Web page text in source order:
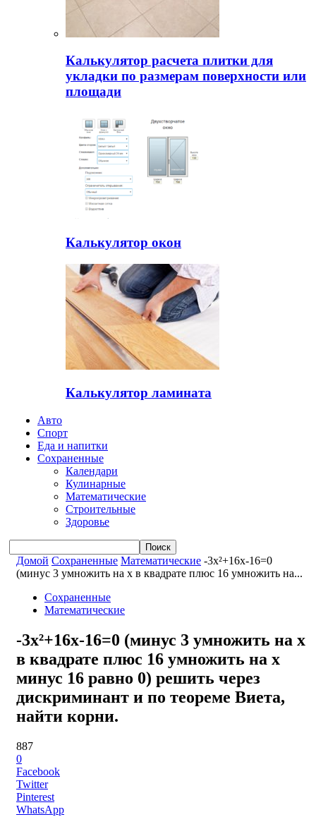
Калькулятор расчета плитки для
укладки по размерам поверхности или
площади
Калькулятор окон
Калькулятор ламината
Авто
Спорт
Еда и напитки
Сохраненные
Календари
Кулинарные
Математические
Строительные
Здоровье
Домой Сохраненные Математические -3x²+16x-16=0
(минус 3 умножить на x в квадрате плюс 16 умножить на...
Сохраненные
Математические
-3x²+16x-16=0 (минус 3 умножить на x
в квадрате плюс 16 умножить на x
минус 16 равно 0) решить через
дискриминант и по теореме Виета,
найти корни.
887
0
Facebook
Twitter
Pinterest
WhatsApp